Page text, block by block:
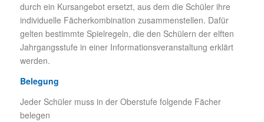
durch ein Kursangebot ersetzt, aus dem die Schüler ihre
individuelle Fächerkombination zusammenstellen. Dafür
gelten bestimmte Spielregeln, die den Schülern der elften
Jahrgangsstufe in einer Informationsveranstaltung erklärt
werden.
Belegung
Jeder Schüler muss in der Oberstufe folgende Fächer
belegen